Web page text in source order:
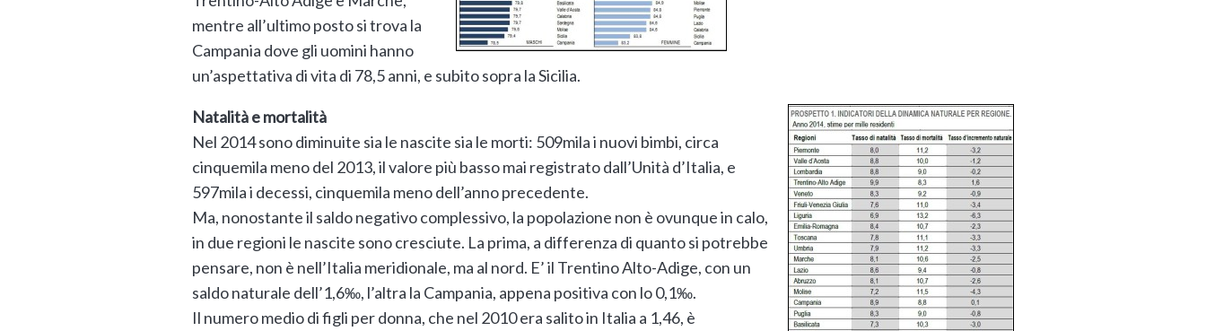
mentre all’ultimo posto si trova la
Campania dove gli uomini hanno
un’aspettativa di vita di 78,5 anni, e subito sopra la Sicilia.
Natalità e mortalità
Nel 2014 sono diminuite sia le nascite sia le morti: 509mila i nuovi bimbi, circa
cinquemila meno del 2013, il valore più basso mai registrato dall’Unità d’Italia, e
597mila i decessi, cinquemila meno dell’anno precedente.
Ma, nonostante il saldo negativo complessivo, la popolazione non è ovunque in calo,
in due regioni le nascite sono cresciute. La prima, a differenza di quanto si potrebbe
pensare, non è nell’Italia meridionale, ma al nord. E’ il Trentino Alto-Adige, con un
saldo naturale dell’1,6‰, l’altra la Campania, appena positiva con lo 0,1‰.
Il numero medio di figli per donna, che nel 2010 era salito in Italia a 1,46, è